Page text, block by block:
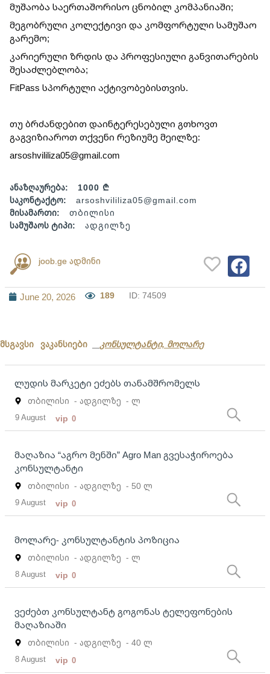
მუშაობა საერთაშორისო ცნობილ კომპანიაში;
მეგობრული კოლექტივი და კომფორტული სამუშაო
გარემო;
კარიერული ზრდის და პროფესიული განვითარების
შესაძლებლობა;
FitPass სპორტული აქტივობებისთვის.
თუ ბრძანდებით დაინტერესებული გთხოვთ
გაგვიზიაროთ თქვენი რეზიუმე მეილზე:
arsoshvililiza05@gmail.com
ანაზღაურება:
1000 ₾
საკონტაქტო:
arsoshvililiza05@gmail.com
მისამართი:
თბილისი
სამუშაოს ტიპი:
ადგილზე
joob.ge ადმინი
June 20, 2026 189 ID: 74509
მსგავსი ვაკანსიები კონსულტანტი, მოლარე
ლუდის მარკეტი ეძებს თანამშრომელს
თბილისი - ადგილზე - ლ
9 August vip 0
მაღაზია “აგრო მენში” Agro Man გვესაჭიროება
კონსულტანტი
თბილისი - ადგილზე - 50 ლ
9 August vip 0
მოლარე- კონსულტანტის პოზიცია
თბილისი - ადგილზე - ლ
8 August vip 0
ვეძებთ კონსულტანტ გოგონას ტელეფონების
მაღაზიაში
თბილისი - ადგილზე - 40 ლ
8 August vip 0